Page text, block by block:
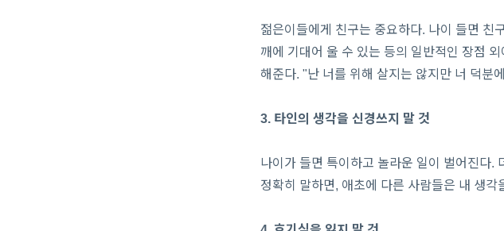
젊은이들에게 친구는 중요하다. 나이 들면 친
깨에 기대어 울 수 있는 등의 일반적인 장점
해준다. "난 너를 위해 살지는 않지만 너 덕분
3. 타인의 생각을 신경쓰지 말 것
나이가 들면 특이하고 놀라운 일이 벌어진다.
정확히 말하면, 애초에 다른 사람들은 내 생각